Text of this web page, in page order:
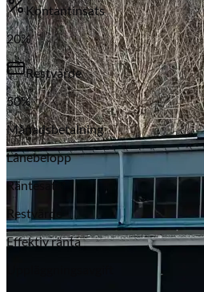
Subaru
Kontantinsats
20%
Restvärde
50%
Månadsbetalning
Lånebelopp
Räntesats*
Restvärde
Effektiv ränta